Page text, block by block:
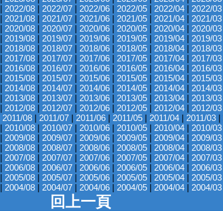
| 2022/08 | 2022/07 | 2022/06 | 2022/05 | 2022/04 | 2022/03
| 2021/08 | 2021/07 | 2021/06 | 2021/05 | 2021/04 | 2021/03
| 2020/08 | 2020/07 | 2020/06 | 2020/05 | 2020/04 | 2020/03
| 2019/08 | 2019/07 | 2019/06 | 2019/05 | 2019/04 | 2019/03
| 2018/08 | 2018/07 | 2018/06 | 2018/05 | 2018/04 | 2018/03
| 2017/08 | 2017/07 | 2017/06 | 2017/05 | 2017/04 | 2017/03
| 2016/08 | 2016/07 | 2016/06 | 2016/05 | 2016/04 | 2016/03
| 2015/08 | 2015/07 | 2015/06 | 2015/05 | 2015/04 | 2015/03
| 2014/08 | 2014/07 | 2014/06 | 2014/05 | 2014/04 | 2014/03
| 2013/08 | 2013/07 | 2013/06 | 2013/05 | 2013/04 | 2013/03
| 2012/08 | 2012/07 | 2012/06 | 2012/05 | 2012/04 | 2012/03
2011/08 | 2011/07 | 2011/06 | 2011/05 | 2011/04 | 2011/03 |
| 2010/08 | 2010/07 | 2010/06 | 2010/05 | 2010/04 | 2010/03
| 2009/08 | 2009/07 | 2009/06 | 2009/05 | 2009/04 | 2009/03
| 2008/08 | 2008/07 | 2008/06 | 2008/05 | 2008/04 | 2008/03
| 2007/08 | 2007/07 | 2007/06 | 2007/05 | 2007/04 | 2007/03
| 2006/08 | 2006/07 | 2006/06 | 2006/05 | 2006/04 | 2006/03
| 2005/08 | 2005/07 | 2005/06 | 2005/05 | 2005/04 | 2005/03
| 2004/08 | 2004/07 | 2004/06 | 2004/05 | 2004/04 | 2004/03
回上一頁